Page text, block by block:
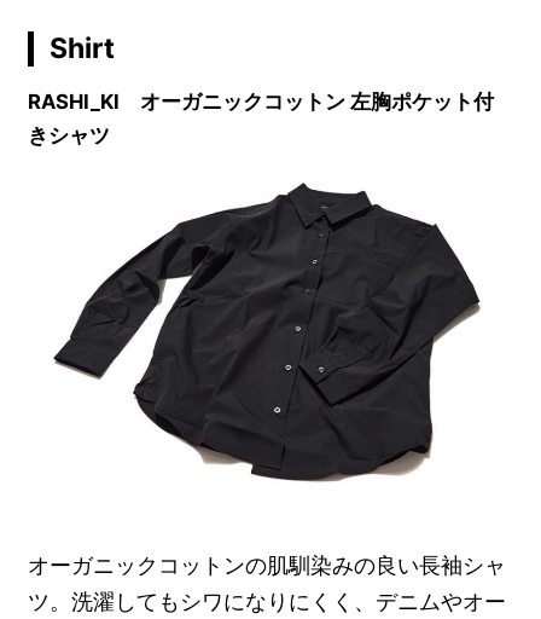
Shirt
RASHI_KI オーガニックコットン 左胸ポケット付
きシャツ
オーガニックコットンの肌馴染みの良い長袖シャ
ツ。洗濯してもシワになりにくく、デニムやオー